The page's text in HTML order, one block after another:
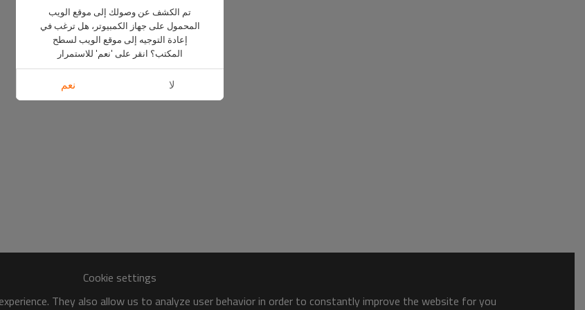
Cookie settings
They also allow us to analyze user behavior in order to constantly improve the website for you.
تم الكشف عن وصولك إلى موقع الويب
المحمول على جهاز الكمبيوتر، هل ترغب في
إعادة التوجيه إلى موقع الويب لسطح
المكتب؟ انقر على 'نعم' للاستمرار
لا نعم